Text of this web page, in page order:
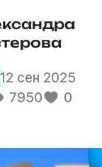
12 сен 2025
7950
0